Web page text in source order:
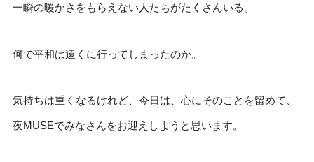
一瞬の暖かさをもらえない人たちがたくさんいる。
何で平和は遠くに行ってしまったのか。
気持ちは重くなるけれど、今日は、心にそのことを留めて、
夜MUSEでみなさんをお迎えしようと思います。